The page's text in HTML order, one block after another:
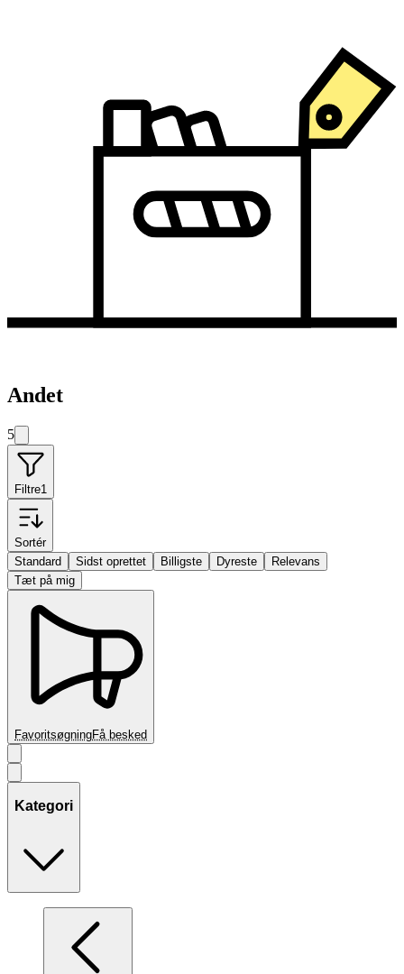
Andet
5
Filtre1
Sortér
Standard
Sidst oprettet Billigste Dyreste
Relevans
Tæt på mig
FavoritsøgningFå besked
Kategori